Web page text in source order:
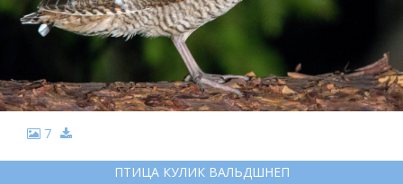
7
ПТИЦА КУЛИК ВАЛЬДШНЕП